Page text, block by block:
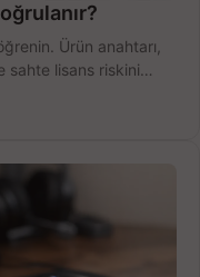
Ürün anahtarı,
sahte lisans riskini